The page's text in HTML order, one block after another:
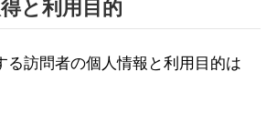
と利用目的
る訪問者の個人情報と利用目的は